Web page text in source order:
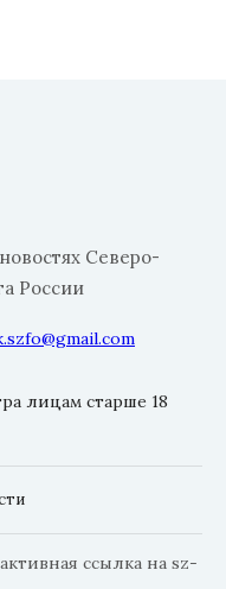
Северо-
России
лицам старше 18
ссылка на sz-